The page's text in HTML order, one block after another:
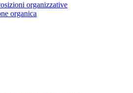
organizzative
organica